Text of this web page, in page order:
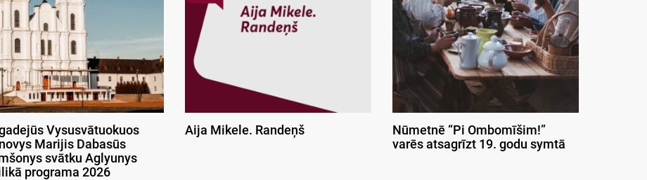
Vysusvātuokuos
Marijis Dabasūs
svātku Aglyunys
programa 2026
Aija Mikele. Randeņš
Nūmetnē “Pi Ombomīšim!”
varēs atsagrīzt 19. godu symtā